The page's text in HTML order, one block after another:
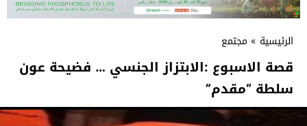
الرئيسية » مجتمع
قصة الاسبوع :الابتزاز الجنسي … فضيحة عون
سلطة “مقدم”